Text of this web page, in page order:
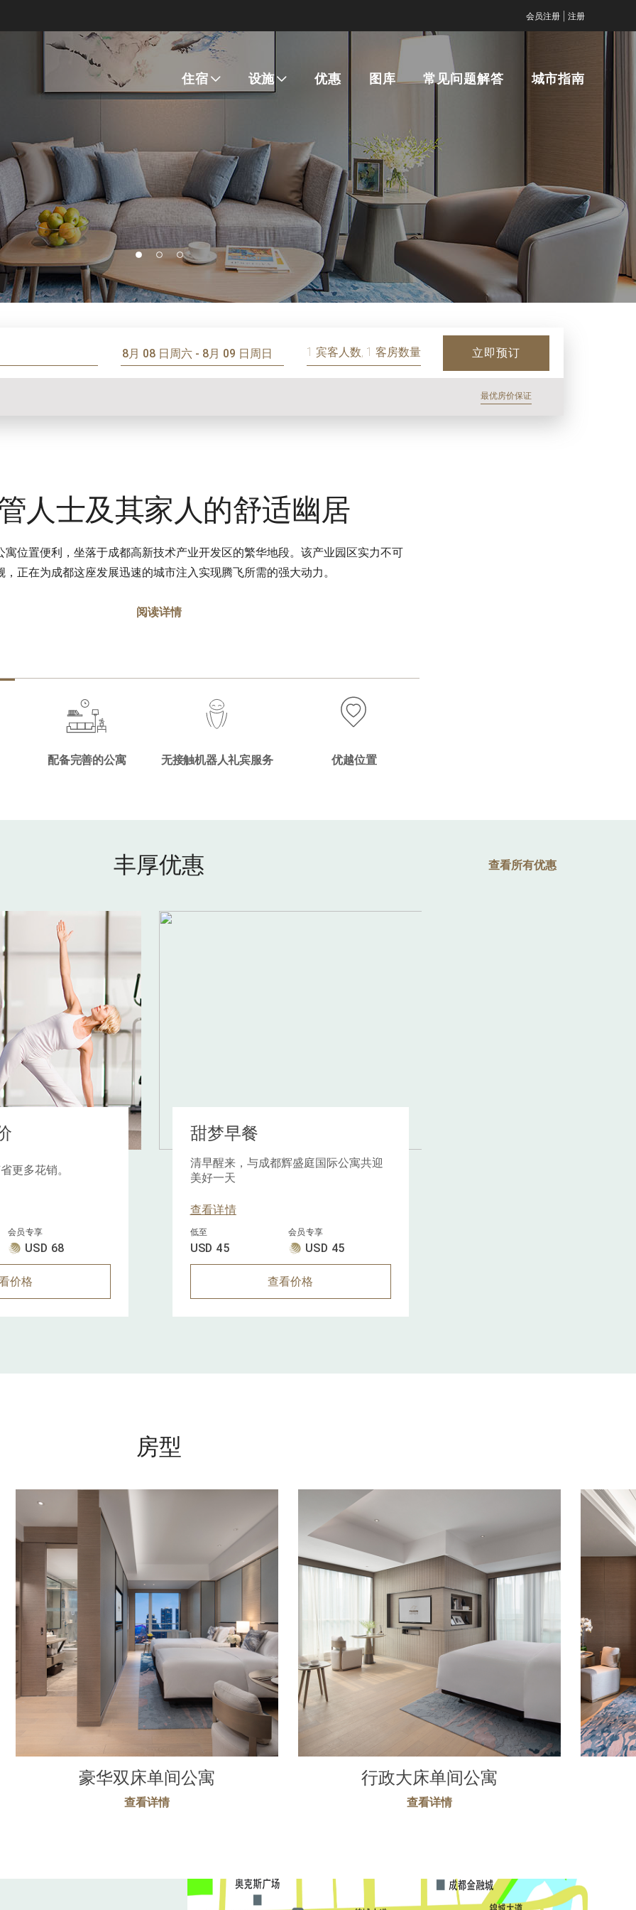
会员注册 注册
住宿 设施 优惠 图库 常见问题解答 城市指南
1 宾客人数, 1 客房数量 立即预订
最优房价保证
人士及其家人的舒适幽居
寓位置便利，坐落于成都高新技术产业开发区的繁华地段。该产业园区实力不可
，正在为成都这座发展迅速的城市注入实现腾飞所需的强大动力。
阅读详情
配备完善的公寓 无接触机器人礼宾服务 优越位置
丰厚优惠 查看所有优惠
更多花销。
会员专享
USD 68
价格
甜梦早餐
清早醒来，与成都辉盛庭国际公寓共迎
美好一天
查看详情
低至
USD 45
会员专享
USD 45
查看价格
房型
豪华双床单间公寓
查看详情
行政大床单间公寓
查看详情